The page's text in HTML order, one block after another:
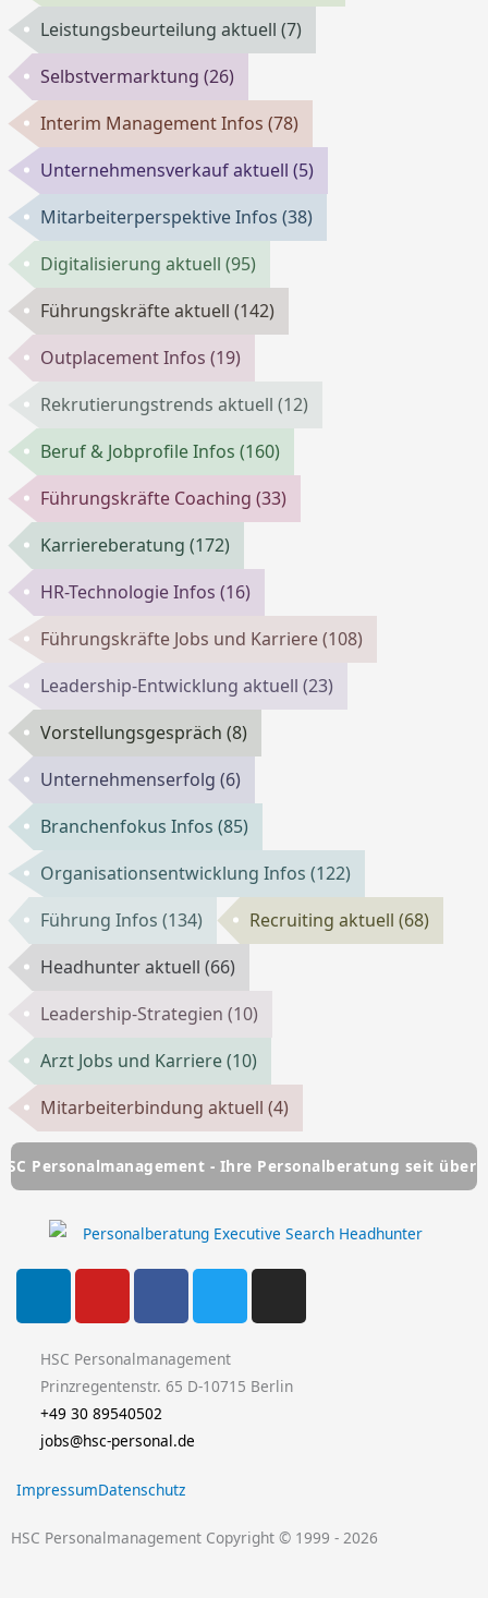
Leistungsbeurteilung aktuell(7)
Selbstvermarktung(26)
Interim Management Infos(78)
Unternehmensverkauf aktuell(5)
Mitarbeiterperspektive Infos(38)
Digitalisierung aktuell(95)
Führungskräfte aktuell(142)
Outplacement Infos(19)
Rekrutierungstrends aktuell(12)
Beruf & Jobprofile Infos(160)
Führungskräfte Coaching(33)
Karriereberatung(172)
HR-Technologie Infos(16)
Führungskräfte Jobs und Karriere(108)
Leadership-Entwicklung aktuell(23)
Vorstellungsgespräch(8)
Unternehmenserfolg(6)
Branchenfokus Infos(85)
Organisationsentwicklung Infos(122)
Führung Infos(134) Recruiting aktuell(68)
Headhunter aktuell(66)
Leadership-Strategien(10)
Arzt Jobs und Karriere(10)
Mitarbeiterbindung aktuell(4)
- Ihre Personalberatung seit über 25 Jahren
L
n
k
e
d
i
Y
u
t
u
b
e
F
c
e
b
o
o
-
f
T
i
t
t
I
s
a
HSC Personalmanagement
Prinzregentenstr. 65 D-10715 Berlin
+49 30 89540502
jobs@hsc-personal.de
ImpressumDatenschutz
HSC Personalmanagement Copyright © 1999 - 2026